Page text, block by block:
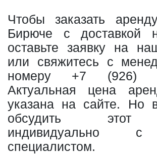
Чтобы заказать
Бирюче с доставкой
оставьте заявку на
или свяжитесь с
номеру +7 (926)
Актуальная цена
указана на сайте. Но
обсудить этот
индивидуально
специалистом.